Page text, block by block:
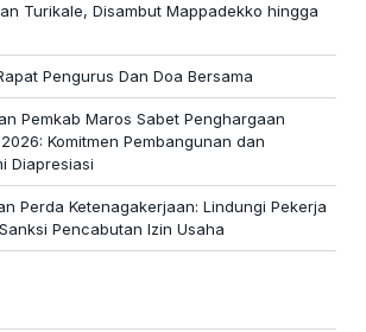
Turikale, Disambut Mappadekko hingga
Pengurus Dan Doa Bersama
Pemkab Maros Sabet Penghargaan
Komitmen Pembangunan dan
Diapresiasi
Perda Ketenagakerjaan: Lindungi Pekerja
Pencabutan Izin Usaha